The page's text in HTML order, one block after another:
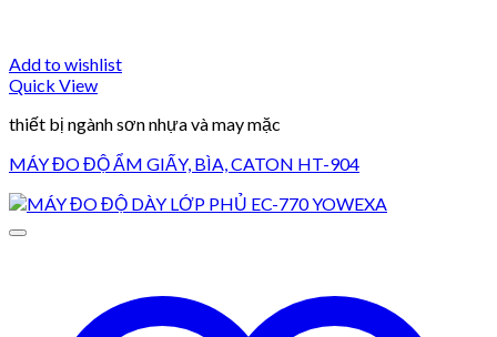
Add to wishlist
Quick View
thiết bị ngành sơn nhựa và may mặc
MÁY ĐO ĐỘ ẨM GIẤY, BÌA, CATON HT-904